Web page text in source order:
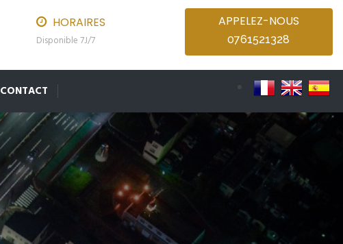
HORAIRES
Disponible 7J/7
APPELEZ-NOUS
0761521328
CONTACT